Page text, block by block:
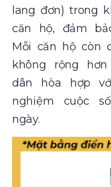
lang đơn) trong
căn hộ, đảm
Mỗi căn hộ còn
không rộng
dân hòa hợp
nghiệm cuộc
ngày.